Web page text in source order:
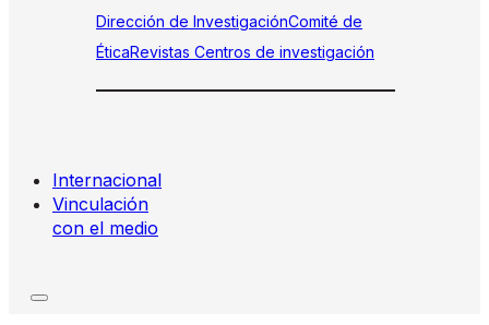
Dirección de InvestigaciónComité de
ÉticaRevistas Centros de investigación
Internacional
Vinculación
con el medio